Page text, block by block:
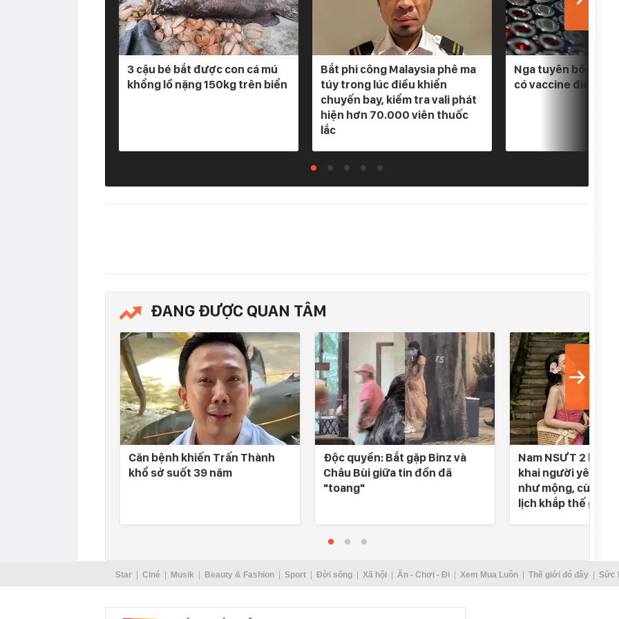
3 cậu bé bắt được con cá mú
khổng lồ nặng 150kg trên biển
Bắt phi công Malaysia phê ma
túy trong lúc điều khiển
chuyến bay, kiểm tra vali phát
hiện hơn 70.000 viên thuốc
lắc
Nga tuyên bố 3 loại
có vaccine điều trị
ĐANG ĐƯỢC QUAN TÂM
Căn bệnh khiến Trấn Thành
khổ sở suốt 39 năm
Độc quyền: Bắt gặp Binz và
Châu Bùi giữa tin đồn đã
"toang"
Nam NSƯT 2 lần
khai người yêu SN
như mộng, cùng
lịch khắp thế gian
Star Ciné Musik Beauty & Fashion Sport Đời sống Xã hội Ăn - Chơi - Đi Xem Mua Luôn Thế giới đó đây Sức